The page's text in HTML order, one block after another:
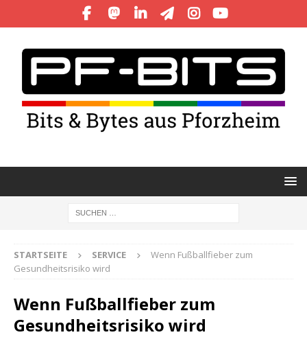
STARTSEITE SERVICE
Wenn Fußballfieber zum
Gesundheitsrisiko wird
Wenn Fußballfieber zum
Gesundheitsrisiko wird